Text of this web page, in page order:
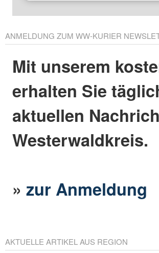
ANMELDUNG ZUM WW-KURIER
Mit unserem
erhalten Sie
aktuellen
Westerwaldkreis.
»zur Anmeldung
AKTUELLE ARTIKEL AUS REGION